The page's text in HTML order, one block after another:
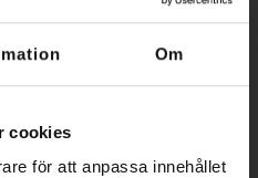
Om
cookies
för att anpassa innehållet
restaurangteam? Just nu
kock till vårt fantastiska